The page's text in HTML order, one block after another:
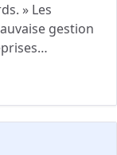
» Les
gestion